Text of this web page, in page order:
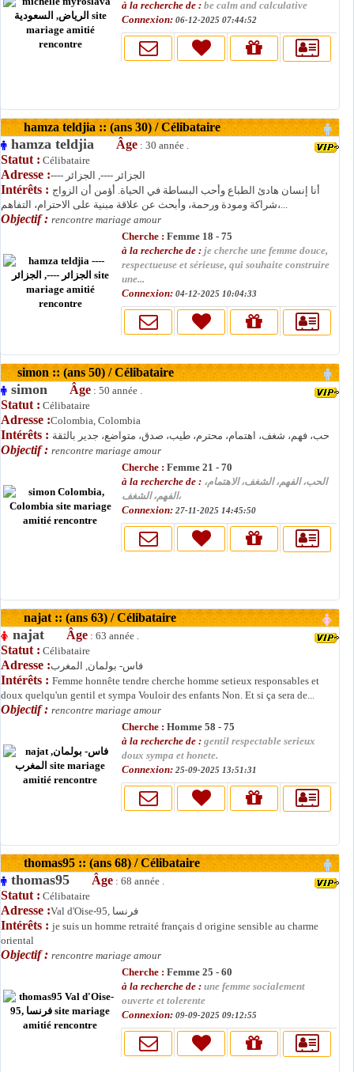
à la recherche de : be calm and calculative
Connexion: 06-12-2025 07:44:52
hamza teldjia :: (ans 30) / Célibataire
hamza teldjia Âge : 30 année .
Statut : Célibataire
Adresse : ---- الجزائر ----, الجزائر
Intérêts : أنا إنسان هادئ الطباع وأحب البساطة في الحياة. أؤمن أن الزواج
شراكة ومودة ورحمة، وأبحث عن علاقة مبنية على الاحترام، التفاهم،...
Objectif : rencontre mariage amour
Cherche : Femme 18 - 75
à la recherche de : je cherche une femme douce,
respectueuse et sérieuse, qui souhaite construire
une...
Connexion: 04-12-2025 10:04:33
simon :: (ans 50) / Célibataire
simon Âge : 50 année .
Statut : Célibataire
Adresse :Colombia, Colombia
Intérêts : حب، فهم، شغف، اهتمام، محترم، طيب، صدق، متواضع، جدير بالثقة
Objectif : rencontre mariage amour
Cherche : Femme 21 - 70
à la recherche de : الحب، الفهم، الشغف، الاهتمام،
الفهم، الشغف،
Connexion: 27-11-2025 14:45:50
najat :: (ans 63) / Célibataire
najat Âge : 63 année .
Statut : Célibataire
Adresse :فاس- بولمان, المغرب
Intérêts : Femme honnête tendre cherche homme setieux responsables et
doux quelqu'un gentil et sympa Vouloir des enfants Non. Et si ça sera de...
Objectif : rencontre mariage amour
Cherche : Homme 58 - 75
à la recherche de : gentil respectable serieux
doux sympa et honete.
Connexion: 25-09-2025 13:51:31
thomas95 :: (ans 68) / Célibataire
thomas95 Âge : 68 année .
Statut : Célibataire
Adresse : Val d'Oise-95, فرنسا
Intérêts : je suis un homme retraité français d origine sensible au charme
oriental
Objectif : rencontre mariage amour
Cherche : Femme 25 - 60
à la recherche de : une femme socialement
ouverte et tolerente
Connexion: 09-09-2025 09:12:55